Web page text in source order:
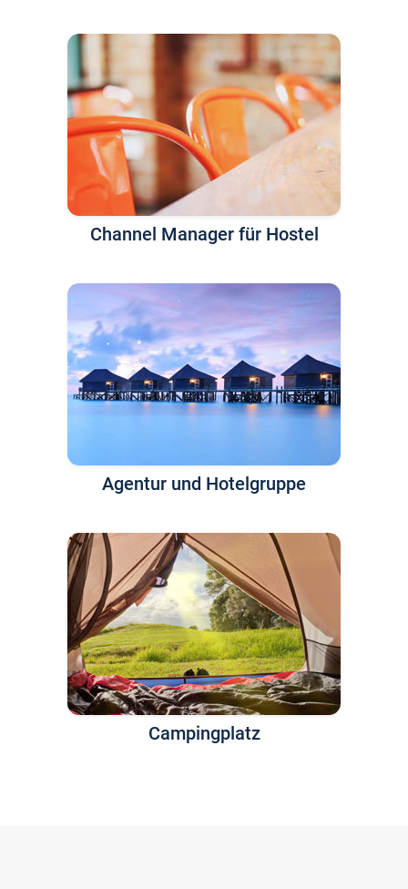
Channel Manager für Hostel
Agentur und Hotelgruppe
Campingplatz